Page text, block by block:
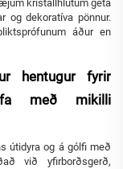
kristallhlutum geta
og dekoratíva pönnur.
áður en
hentugur fyrir
með mikilli
útidyra og á gólfi með
við yfirborðsgerð,